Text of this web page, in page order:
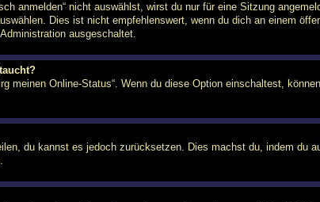
anmelden“ nicht auswählst, wirst du nur für eine Sitzung
Dies ist nicht empfehlenswert, wenn du dich an einem
ausgeschaltet.
meinen Online-Status“. Wenn du diese Option einschaltest,
du kannst es jedoch zurücksetzen. Dies machst du, indem du